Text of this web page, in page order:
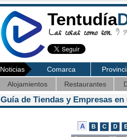
Tentudía
Las cosas como son. 9
Noticias Comarca
Alojamientos
Restaurantes
Guía de Tiendas y Empresas en